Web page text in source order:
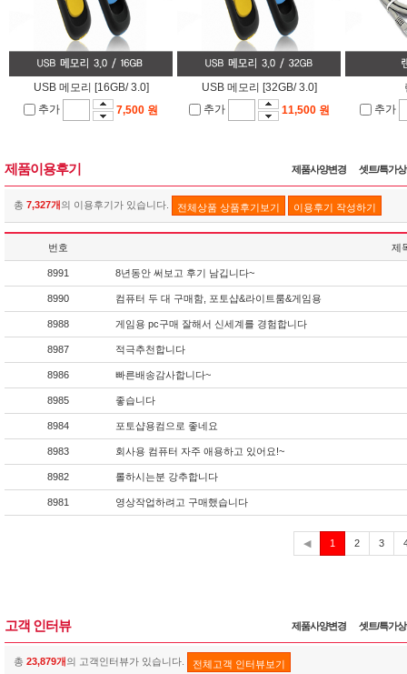
USB 메모리 [16GB/ 3.0]
추가
7,500 원
USB 메모리 [32GB/ 3.0]
추가
11,500 원
추가
제품이용후기 제품사양변경 셋트/특가
총 7,327개의 이용후기가 있습니다. 전체상품 상품후기보기 이용후기 작성하기
번호 제
8991 8년동안 써보고 후기 남깁니다~
8990 컴퓨터 두 대 구매함, 포토샵&라이트룸&게임용
8988 게임용 pc구매 잘해서 신세계를 경험합니다
8987 적극추천합니다
8986 빠른배송감사합니다~
8985 좋습니다
8984 포토샵용컴으로 좋네요
8983 회사용 컴퓨터 자주 애용하고 있어요!~
8982 롤하시는분 강추합니다
8981 영상작업하려고 구매했습니다
◀ 1
재
2 3
고객 인터뷰 제품사양변경 셋트/특가
총 23,879개의 고객인터뷰가 있습니다. 전체고객 인터뷰보기